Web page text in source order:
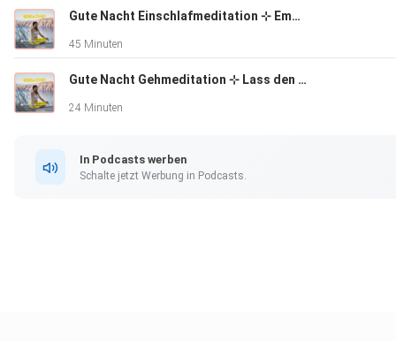
Gute Nacht Einschlafmeditation ⊹ Embodiment & Visionen der Neuen Welt ⊹
45 Minuten
Gute Nacht Gehmeditation ⊹ Lass den Tag hinter dir ⊹
24 Minuten
In Podcasts werben
Schalte jetzt Werbung in Podcasts.